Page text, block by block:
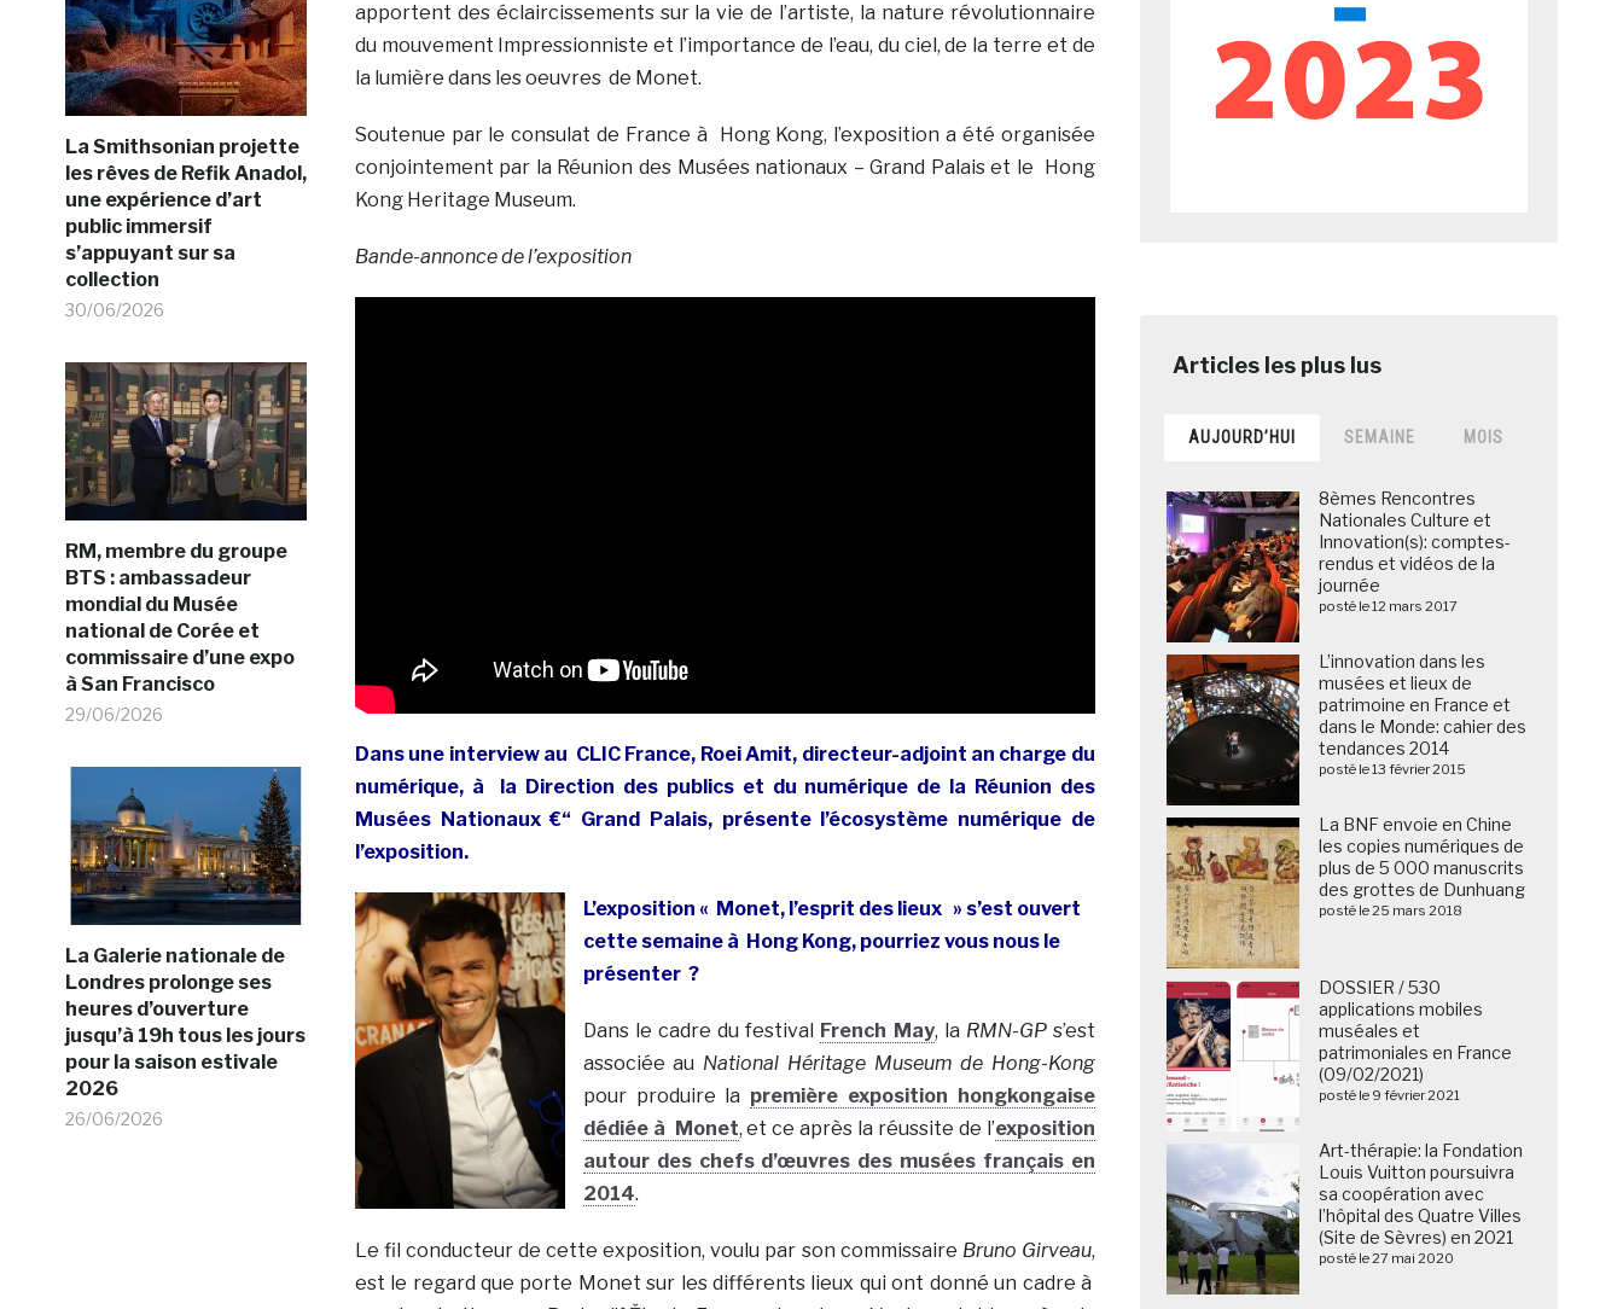
La Smithsonian projette
les rêves de Refik Anadol,
une expérience d’art
public immersif
s’appuyant sur sa
collection
30/06/2026
RM, membre du groupe
BTS : ambassadeur
mondial du Musée
national de Corée et
commissaire d’une expo
à San Francisco
29/06/2026
La Galerie nationale de
Londres prolonge ses
heures d’ouverture
jusqu’à 19h tous les jours
pour la saison estivale
2026
26/06/2026
apportent des éclaircissements sur la vie de l’artiste, la nature révolutionnaire
du mouvement Impressionniste et l’importance de l’eau, du ciel, de la terre et de
la lumière dans les oeuvres de Monet.
Soutenue par le consulat de France à Hong Kong, l’exposition a été organisée
conjointement par la Réunion des Musées nationaux – Grand Palais et le Hong
Kong Heritage Museum.
Bande-annonce de l’exposition
Dans une interview au CLIC France, Roei Amit, directeur-adjoint an charge du
numérique, à la Direction des publics et du numérique de la Réunion des
Musées Nationaux €“ Grand Palais, présente l’écosystème numérique de
l’exposition.
L’exposition « Monet, l’esprit des lieux » s’est ouvert
cette semaine à Hong Kong, pourriez vous nous le
présenter ?
Dans le cadre du festival French May, la RMN-GP s’est
associée au National Héritage Museum de Hong-Kong
pour produire la première exposition hongkongaise
dédiée à Monet, et ce après la réussite de l’exposition
autour des chefs d’œuvres des musées français en
2014.
Le fil conducteur de cette exposition, voulu par son commissaire Bruno Girveau,
est le regard que porte Monet sur les différents lieux qui ont donné un cadre à
AUJOURD’HUI SEMAINE MOIS
8èmes Rencontres
Nationales Culture et
Innovation(s): comptes-
rendus et vidéos de la
journée
posté le 12 mars 2017
L’innovation dans les
musées et lieux de
patrimoine en France et
dans le Monde: cahier des
tendances 2014
posté le 13 février 2015
La BNF envoie en Chine
les copies numériques de
plus de 5 000 manuscrits
des grottes de Dunhuang
posté le 25 mars 2018
DOSSIER / 530
applications mobiles
muséales et
patrimoniales en France
(09/02/2021)
posté le 9 février 2021
Art-thérapie: la Fondation
Louis Vuitton poursuivra
sa coopération avec
l’hôpital des Quatre Villes
(Site de Sèvres) en 2021
posté le 27 mai 2020